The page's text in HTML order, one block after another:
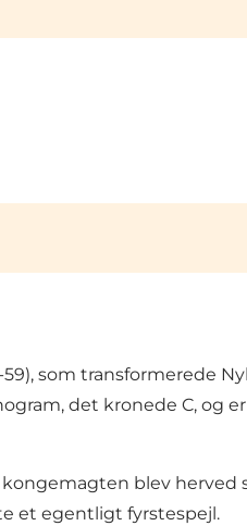
59), som
det kronede C,
blev
et egentligt fyrstespejl.